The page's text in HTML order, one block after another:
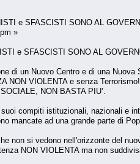
e SFASCISTI SONO AL
»
e SFASCISTI SONO AL
di un Nuovo Centro e di una
NON VIOLENTA e senza Terrorismo!
NON BASTA PIU’.
compiti istituzionali, nazionali e
mancate ad una grande parte di
non si vedono nell'orizzonte del
NON VIOLENTA ma non